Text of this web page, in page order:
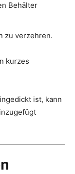
Behälter
zu verzehren.
kurzes
ist, kann